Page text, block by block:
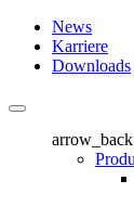
News
Karriere
Downloads
arrow_back